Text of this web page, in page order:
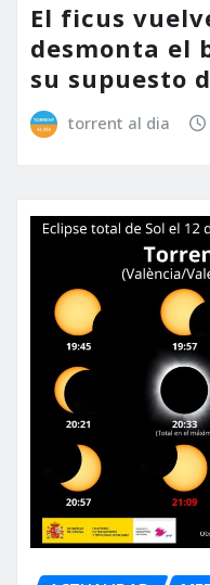
El ficus
desmonta el
su supuesto
torrent al dia